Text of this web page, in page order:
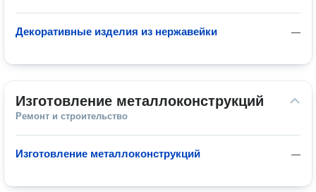
—
Декоративные изделия из нержавейки
Изготовление металлоконструкций
Ремонт и строительство
—
Изготовление металлоконструкций